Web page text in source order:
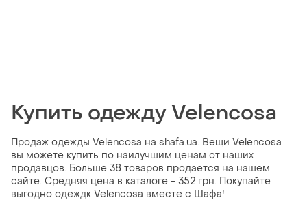
Купить одежду Velencosa
Продаж одежды Velencosa на shafa.ua. Вещи Velencosa
вы можете купить по наилучшим ценам от наших
продавцов. Больше 38 товаров продается на нашем
сайте. Средняя цена в каталоге - 352 грн. Покупайте
выгодно одеждк Velencosa вместе с Шафа!